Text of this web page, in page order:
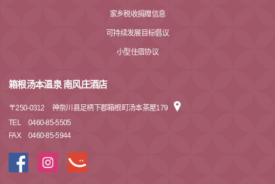
家乡税收捐赠信息
可持续发展目标倡议
小型住宿协议
箱根汤本温泉 南风庄酒店
〒250-0312
神奈川县足柄下郡箱根町汤本茶屋179
TEL
0460-85-5505
FAX
0460-85-5944